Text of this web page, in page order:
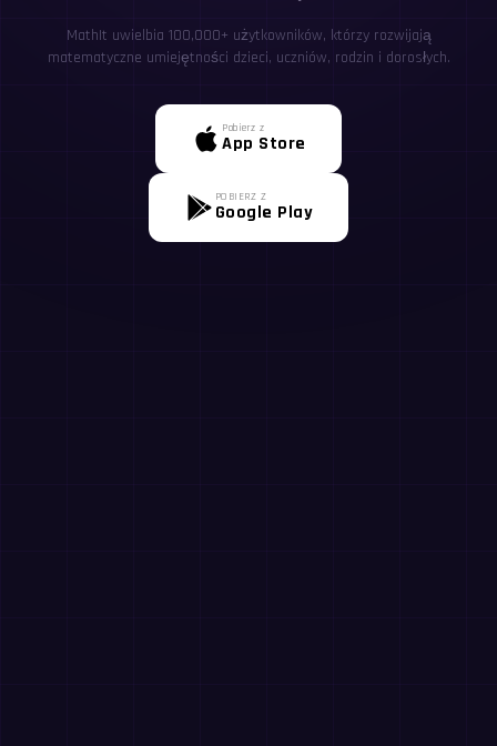
MathIt uwielbia 100,000+ użytkowników, którzy rozwijają
matematyczne umiejętności dzieci, uczniów, rodzin i dorosłych.
Pobierz z
App Store
POBIERZ Z
Google Play